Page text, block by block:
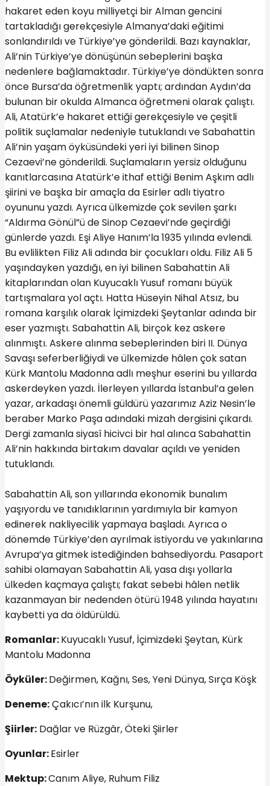
hakaret eden koyu milliyetçi bir Alman gencini
tartakladığı gerekçesiyle Almanya’daki eğitimi
sonlandırıldı ve Türkiye’ye gönderildi. Bazı kaynaklar,
Ali’nin Türkiye’ye dönüşünün sebeplerini başka
nedenlere bağlamaktadır. Türkiye’ye döndükten sonra
önce Bursa’da öğretmenlik yaptı; ardından Aydın’da
bulunan bir okulda Almanca öğretmeni olarak çalıştı.
Ali, Atatürk’e hakaret ettiği gerekçesiyle ve çeşitli
politik suçlamalar nedeniyle tutuklandı ve Sabahattin
Ali’nin yaşam öyküsündeki yeri iyi bilinen Sinop
Cezaevi’ne gönderildi. Suçlamaların yersiz olduğunu
kanıtlarcasına Atatürk’e ithaf ettiği Benim Aşkım adlı
şiirini ve başka bir amaçla da Esirler adlı tiyatro
oyununu yazdı. Ayrıca ülkemizde çok sevilen şarkı
“Aldırma Gönül”ü de Sinop Cezaevi’nde geçirdiği
günlerde yazdı. Eşi Aliye Hanım’la 1935 yılında evlendi.
Bu evlilikten Filiz Ali adında bir çocukları oldu. Filiz Ali 5
yaşındayken yazdığı, en iyi bilinen Sabahattin Ali
kitaplarından olan Kuyucaklı Yusuf romanı büyük
tartışmalara yol açtı. Hatta Hüseyin Nihal Atsız, bu
romana karşılık olarak İçimizdeki Şeytanlar adında bir
eser yazmıştı. Sabahattin Ali, birçok kez askere
alınmıştı. Askere alınma sebeplerinden biri II. Dünya
Savaşı seferberliğiydi ve ülkemizde hâlen çok satan
Kürk Mantolu Madonna adlı meşhur eserini bu yıllarda
askerdeyken yazdı. İlerleyen yıllarda İstanbul’a gelen
yazar, arkadaşı önemli güldürü yazarımız Aziz Nesin’le
beraber Marko Paşa adındaki mizah dergisini çıkardı.
Dergi zamanla siyasî hicivci bir hal alınca Sabahattin
Ali’nin hakkında birtakım davalar açıldı ve yeniden
tutuklandı.
Sabahattin Ali, son yıllarında ekonomik bunalım
yaşıyordu ve tanıdıklarının yardımıyla bir kamyon
edinerek nakliyecilik yapmaya başladı. Ayrıca o
dönemde Türkiye’den ayrılmak istiyordu ve yakınlarına
Avrupa’ya gitmek istediğinden bahsediyordu. Pasaport
sahibi olamayan Sabahattin Ali, yasa dışı yollarla
ülkeden kaçmaya çalıştı; fakat sebebi hâlen netlik
kazanmayan bir nedenden ötürü 1948 yılında hayatını
kaybetti ya da öldürüldü.
Romanlar:Kuyucaklı Yusuf, İçimizdeki Şeytan, Kürk
Mantolu Madonna
Öyküler:Değirmen, Kağnı, Ses, Yeni Dünya, Sırça Köşk
Deneme:Çakıcı’nın ilk Kurşunu,
Şiirler: Dağlar ve Rüzgâr, Öteki Şiirler
Oyunlar:Esirler
Mektup:Canım Aliye, Ruhum Filiz